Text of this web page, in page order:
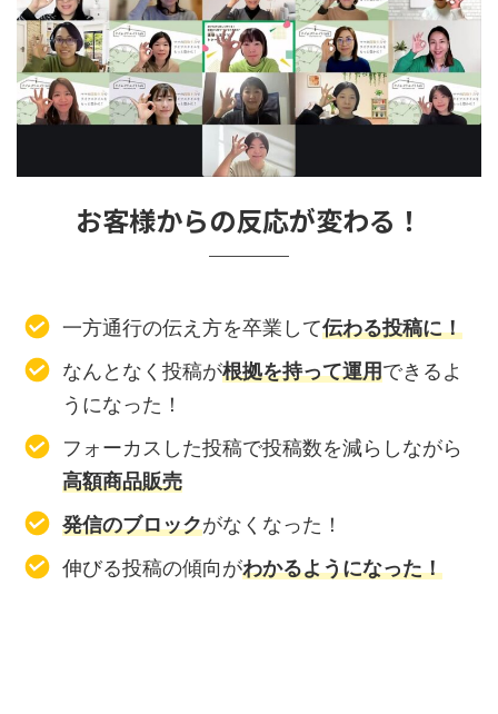
お客様からの反応が変わる！
一方通行の伝え方を卒業して伝わる投稿に！
なんとなく投稿が根拠を持って運用できるよ
うになった！
フォーカスした投稿で投稿数を減らしながら
高額商品販売
発信のブロックがなくなった！
伸びる投稿の傾向がわかるようになった！